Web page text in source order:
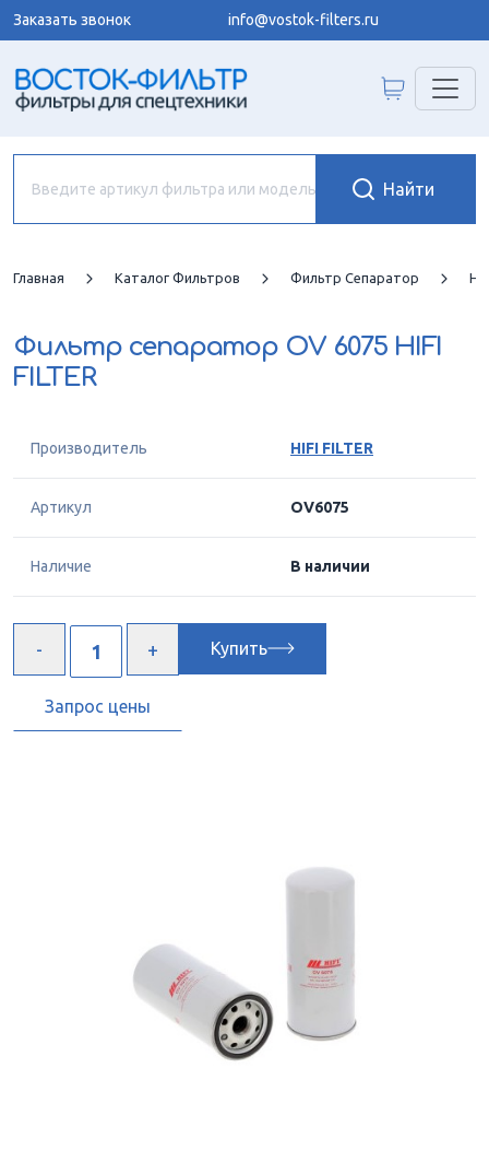
Заказать звонок info@vostok-filters.ru
Главная Каталог Фильтров Фильтр Сепаратор
Фильтр сепаратор OV 6075 HIFI
FILTER
Производитель HIFI FILTER
Артикул OV6075
Наличие В наличии
Купить
Запрос цены